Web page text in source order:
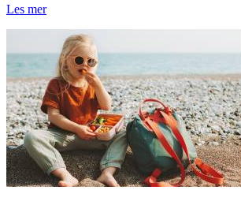
Les mer